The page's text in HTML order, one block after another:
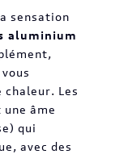
sensation
aluminium
Les
âme
qui
avec des